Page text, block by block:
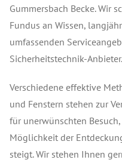
Gummersbach Becke. Wir
Fundus an Wissen,
umfassenden
Sicherheitstechnik-Anbieter.
Verschiedene effektive
und Fenstern stehen zur
für unerwünschten
Möglichkeit der
steigt. Wir stehen Ihnen